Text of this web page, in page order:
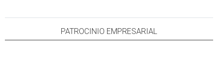
PATROCINIO EMPRESARIAL